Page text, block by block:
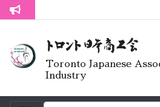
トロント生活不安疑問質問懇談会
Toronto Japanese
Industry